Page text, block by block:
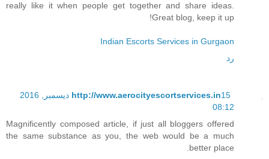
really like it when people get together and share ideas.
Great blog, keep it up!
Indian Escorts Services in Gurgaon
رد
http://www.aerocityescortservices.in
15 ديسمبر, 2016
08:12
Magnificently composed article, if just all bloggers offered
the same substance as you, the web would be a much
better place.